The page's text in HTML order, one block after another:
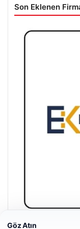
Son Eklenen
Göz Atın